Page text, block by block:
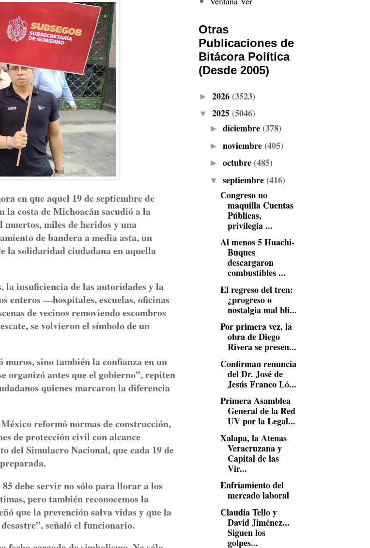
en que aquel 19 de septiembre de
la costa de Michoacán sacudió a la
miles de heridos y una
de bandera a media asta, un
la solidaridad ciudadana en aquella
la insuficiencia de las autoridades y la
enteros —hospitales, escuelas, oficinas
de vecinos removiendo escombros
se volvieron el símbolo de un
muros, sino también la confianza en un
organizó antes que el gobierno”, repiten
quienes marcaron la diferencia
reformó normas de construcción,
de protección civil con alcance
del Simulacro Nacional, que cada 19 de
debe servir no sólo para llorar a los
pero también reconocemos la
que la prevención salva vidas y que la
señaló el funcionario.
Otras
Publicaciones de
Bitácora Política
(Desde 2005)
► 2026 (3523)
▼ 2025 (5046)
► diciembre (378)
► noviembre (405)
► octubre (485)
▼ septiembre (416)
Congreso no
maquilla Cuentas
Públicas,
privilegia ...
Al menos 5 Huachi-
Buques
descargaron
combustibles ...
El regreso del tren:
¿progreso o
nostalgia mal bli...
Por primera vez, la
obra de Diego
Rivera se presen...
Confirman renuncia
del Dr. José de
Jesús Franco Ló...
Primera Asamblea
General de la Red
UV por la Legal...
Xalapa, la Atenas
Veracruzana y
Capital de las
Vir...
Enfriamiento del
mercado laboral
Claudia Tello y
David Jiménez...
Siguen los
golpes...